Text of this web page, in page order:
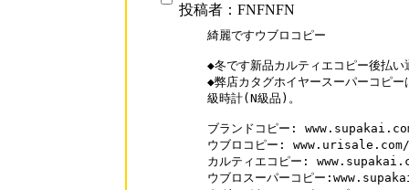
投稿者：FNFNFN
綺麗ですウブロコピー
◆冬です新品カルティエコピー後払い
◆弊店カタグホイヤースーパーコピ
級時計(N級品)。
ブランドコピー:
ウブロコピー:
カルティエコピー:
ウブロスーパーコピー